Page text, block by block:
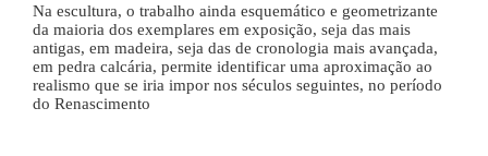
Na escultura, o trabalho ainda esquemático e geometrizante
da maioria dos exemplares em exposição, seja das mais
antigas, em madeira, seja das de cronologia mais avançada,
em pedra calcária, permite identificar uma aproximação ao
realismo que se iria impor nos séculos seguintes, no período
do Renascimento